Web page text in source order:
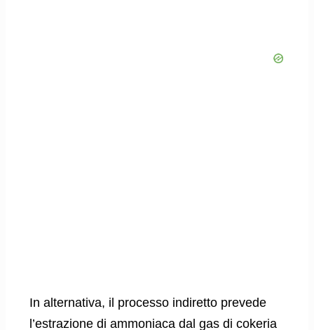
In alternativa, il processo indiretto prevede
l’estrazione di ammoniaca dal gas di cokeria